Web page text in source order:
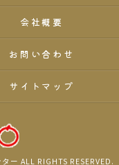
会社概要
お問い合わせ
サイトマップ
ー ALL RIGHTS RESERVED.